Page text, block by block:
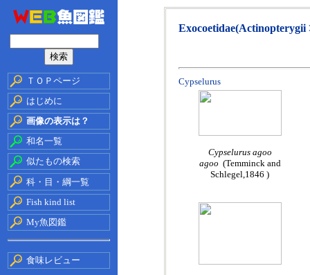
ＴＯＰページ
はじめに
画像の表示は？
和名一覧
似たもの検索
科・目・綱一覧
Fish kind list
My魚図鑑
食味レビュー
Exocoetidae(Actinopterygii
Cypselurus
Cypselurus agoo
agoo (Temminck and
Schlegel,1846 )